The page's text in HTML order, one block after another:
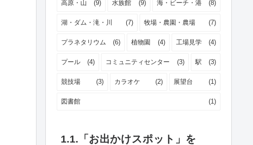
高原・山 (9) 水族館 (9) 海・ビーチ・港 (8)
湖・ダム・滝・川 (7) 牧場・農園・農場 (7)
プラネタリウム (6) 植物園 (4) 工場見学 (4)
プール (4) コミュニティセンター (3) 駅 (3)
競技場 (3) カラオケ (2) 展望台 (1)
図書館 (1)
1.1.「お出かけスポット」を